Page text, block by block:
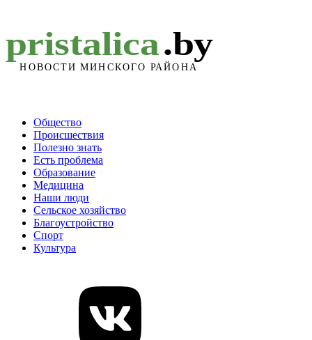
Общество
Происшествия
Полезно знать
Есть проблема
Образование
Медицина
Наши люди
Сельское хозяйство
Благоустройство
Спорт
Культура